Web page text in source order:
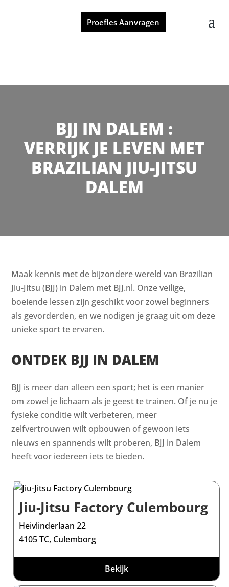
Proefles Aanvragen
BJJ IN DALEM :
VERRIJK JE LEVEN MET
BRAZILIAN JIU-JITSU
DALEM
Maak kennis met de bijzondere wereld van Brazilian
Jiu-Jitsu (BJJ) in Dalem met BJJ.nl. Onze veilige,
boeiende lessen zijn geschikt voor zowel beginners
als gevorderden, en we nodigen je graag uit om deze
unieke sport te ervaren.
ONTDEK BJJ IN DALEM
BJJ is meer dan alleen een sport; het is een manier
om zowel je lichaam als je geest te trainen. Of je nu je
fysieke conditie wilt verbeteren, meer
zelfvertrouwen wilt opbouwen of gewoon iets
nieuws en spannends wilt proberen, BJJ in Dalem
heeft voor iedereen iets te bieden.
Jiu-Jitsu Factory Culembourg
Heivlinderlaan 22
4105 TC, Culemborg
Bekijk